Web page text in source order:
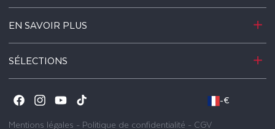
EN SAVOIR PLUS
SÉLECTIONS
FacebookInstagramYouTubeTikTok -€
Mentions légales - Politique de confidentialité - CGV